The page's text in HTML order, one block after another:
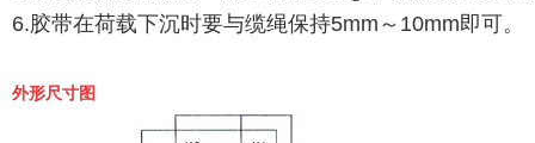
6.胶带在荷载下沉时要与缆绳保持5mm～10mm即可。
外形尺寸图